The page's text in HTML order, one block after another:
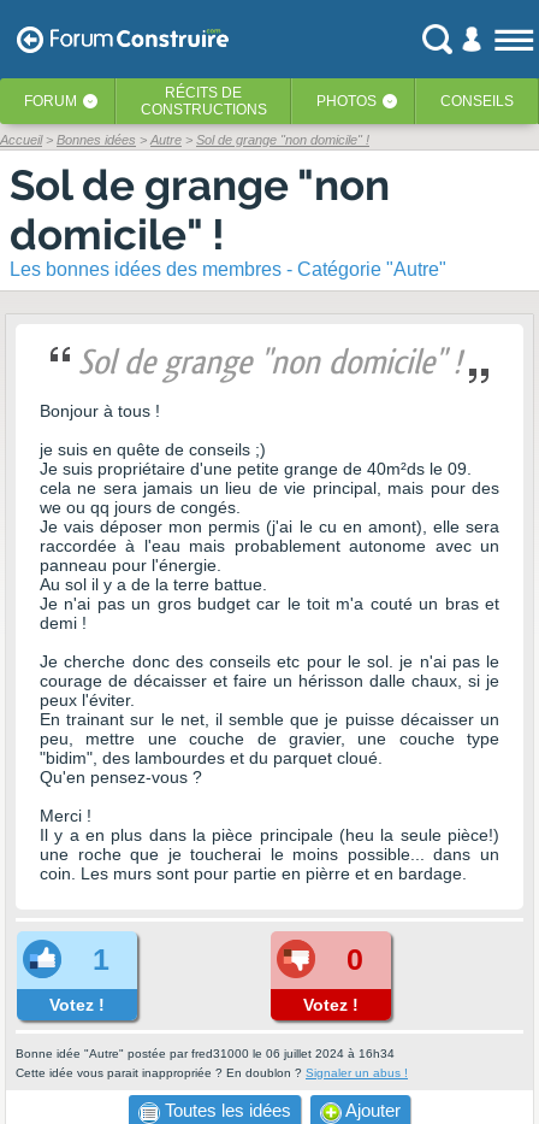
FORUM ‹ RÉCITS DE
CONSTRUCTIONS
PHOTOS ‹ CONSEILS
Accueil Bonnes idées Autre Sol de grange "non domicile" !
Sol de grange "non
domicile" !
Les bonnes idées des membres - Catégorie "Autre"
Sol de grange "non domicile" !
Bonjour à tous !
je suis en quête de conseils ;)
Je suis propriétaire d'une petite grange de 40m²ds le 09.
cela ne sera jamais un lieu de vie principal, mais pour des
we ou qq jours de congés.
Je vais déposer mon permis (j'ai le cu en amont), elle sera
raccordée à l'eau mais probablement autonome avec un
panneau pour l'énergie.
Au sol il y a de la terre battue.
Je n'ai pas un gros budget car le toit m'a couté un bras et
demi !
Je cherche donc des conseils etc pour le sol. je n'ai pas le
courage de décaisser et faire un hérisson dalle chaux, si je
peux l'éviter.
En trainant sur le net, il semble que je puisse décaisser un
peu, mettre une couche de gravier, une couche type
"bidim", des lambourdes et du parquet cloué.
Qu'en pensez-vous ?
Merci !
Il y a en plus dans la pièce principale (heu la seule pièce!)
une roche que je toucherai le moins possible... dans un
coin. Les murs sont pour partie en pièrre et en bardage.
1
Votez !
0
Votez !
Bonne idée "Autre" postée par fred31000 le 06 juillet 2024 à 16h34
Cette idée vous parait inappropriée ? En doublon ? Signaler un abus !
Toutes les idées Ajouter